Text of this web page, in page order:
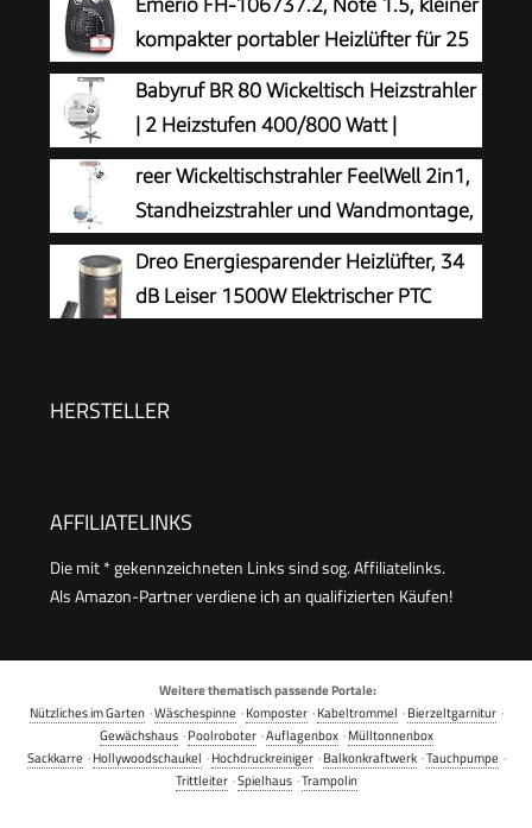
kompakter portabler Heizlüfter für 25
m², 2 Heizleistungen +
Ventilatorfunktion, verstellbarer Thermostat,
Sicherheitsschalter, Handgriff, 2000 Watt,
Anthrazit
Babyruf BR 80 Wickeltisch Heizstrahler
| 2 Heizstufen 400/800 Watt |
Wandmontage oder Standgerät | Baby
Heizstrahler mit Sicherheitsgeflecht |
Wärmestrahler | Schwenkbar & Höhenverstellbar
| grau
reer Wickeltischstrahler FeelWell 2in1,
Standheizstrahler und Wandmontage,
2 Heizstufen, Timer, Kippsicherung,
geprüft nach Medizinstandard, Weiß, aus Metall
Dreo Energiesparender Heizlüfter, 34
dB Leiser 1500W Elektrischer PTC
Räume Schlafzimmer, Heater 316, Gold
HERSTELLER
AFFILIATELINKS
Die mit * gekennzeichneten Links sind sog. Affiliatelinks.
Als Amazon-Partner verdiene ich an qualifizierten Käufen!
Weitere thematisch passende Portale:
Nützliches im Garten·Wäschespinne ·Komposter·Kabeltrommel ·Bierzeltgarnitur·
Gewächshaus·Poolroboter·Auflagenbox·Mülltonnenbox
Sackkarre ·Hollywoodschaukel ·Hochdruckreiniger·Balkonkraftwerk·Tauchpumpe ·
Trittleiter·Spielhaus·Trampolin